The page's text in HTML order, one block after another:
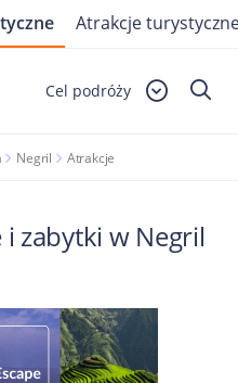
Cel podróży
Negril Atrakcje
Atrakcje
zabytki w Negril